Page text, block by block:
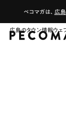
ペコマガは、 広
広島のタウン情報ウ